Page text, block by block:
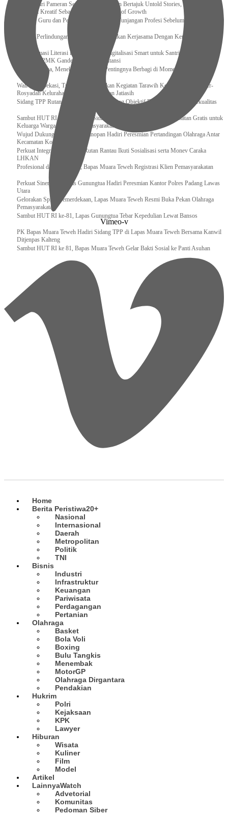
Menghadiri Pameran Seni Meiro Collection Bertajuk Untold Stories, Irene Umar :
Ekonomi Kreatif Sebagai The New Engine of Growth
120.067 Guru dan Pengawas PAI Terima Tunjangan Profesi Sebelum Lebaran
Perkuat Perlindungan KI Kemenkum Sahkan Kerjasama Dengan Kemenbud
Transformasi Literasi Keuangan dan Digitalisasi Smart untuk Santri Produktif
Kemenko PMK Gandeng Beberapa Intansi
Peduli Sesama, Menekraf Tekankan Pentingnya Berbagi di Momen Ramadan
Wali Kota Bekasi, Tri Adhianto Lakukan Kegiatan Tarawih Keliling di Masjid Ar-
Rosyadah Kelurahan Jatirasa Kecamatan Jatiasih
Sidang TPP Rutan Rantau Pastikan Tamping Objektif Demi Pembinaan Berkualitas
Sambut HUT RI Ke-81, Rutan Sidikalang Gelar Pemeriksaan Kesehatan Gratis untuk
Keluarga Warga Binaan dan Masyarakat
Wujud Dukungan, Lapas Kotanopan Hadiri Peresmian Pertandingan Olahraga Antar
Kecamatan Kotanopan
Perkuat Integritas Pegawai, Rutan Rantau Ikuti Sosialisasi serta Monev Caraka
LHKAN
‎Profesional dan Akuntabel, Bapas Muara Teweh Registrasi Klien Pemasyarakatan
Perkuat Sinergi, Kalapas Gunungtua Hadiri Peresmian Kantor Polres Padang Lawas
Utara
Gelorakan Spirit Kemerdekaan, Lapas Muara Teweh Resmi Buka Pekan Olahraga
Pemasyarakatan
Sambut HUT RI ke-81, Lapas Gunungtua Tebar Kepedulian Lewat Bansos
‎PK Bapas Muara Teweh Hadiri Sidang TPP di Lapas Muara Teweh Bersama Kanwil
Ditjenpas Kalteng
‎Sambut HUT RI ke 81, Bapas Muara Teweh Gelar Bakti Sosial ke Panti Asuhan
Vimeo-v
Home
Berita Peristiwa20+
Nasional
Internasional
Daerah
Metropolitan
Politik
TNI
Bisnis
Industri
Infrastruktur
Keuangan
Pariwisata
Perdagangan
Pertanian
Olahraga
Basket
Bola Voli
Boxing
Bulu Tangkis
Menembak
MotorGP
Olahraga Dirgantara
Pendakian
Hukrim
Polri
Kejaksaan
KPK
Lawyer
Hiburan
Wisata
Kuliner
Film
Model
Artikel
LainnyaWatch
Advetorial
Komunitas
Pedoman Siber